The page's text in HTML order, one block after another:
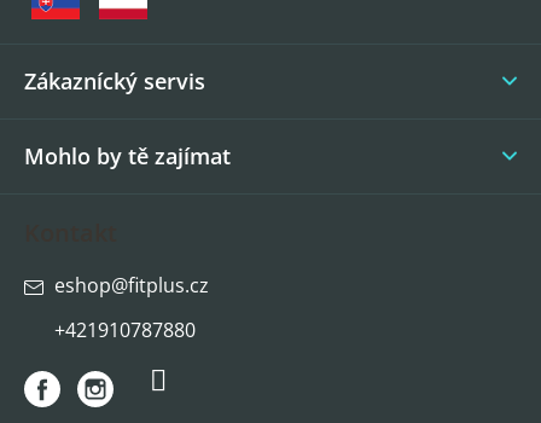
Zákaznícký servis
Mohlo by tě zajímat
eshop@fitplus.cz
+421910787880